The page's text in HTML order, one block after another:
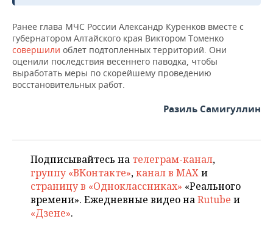
ХОККЕЙ С МЯЧОМ
ПРОИСШЕСТВИЯ
Ранее глава МЧС России Александр Куренков вместе с
губернатором Алтайского края Виктором Томенко
совершили облет подтопленных территорий. Они
оценили последствия весеннего паводка, чтобы
выработать меры по скорейшему проведению
восстановительных работ.
Разиль Самигуллин
Подписывайтесь на телеграм-канал,
группу «ВКонтакте»,канал в MAXи
страницу в «Одноклассниках» «Реального
времени». Ежедневные видео наRutube и
«Дзене».